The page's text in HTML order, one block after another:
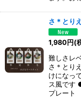
さ＊とり
1,980円(
難しさ
さ＊とり
けになっ
ス風です
プレー